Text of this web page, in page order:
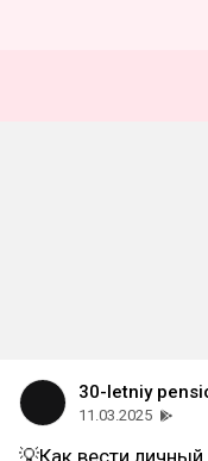
30-letniy
11.03.2025
💡Как вести